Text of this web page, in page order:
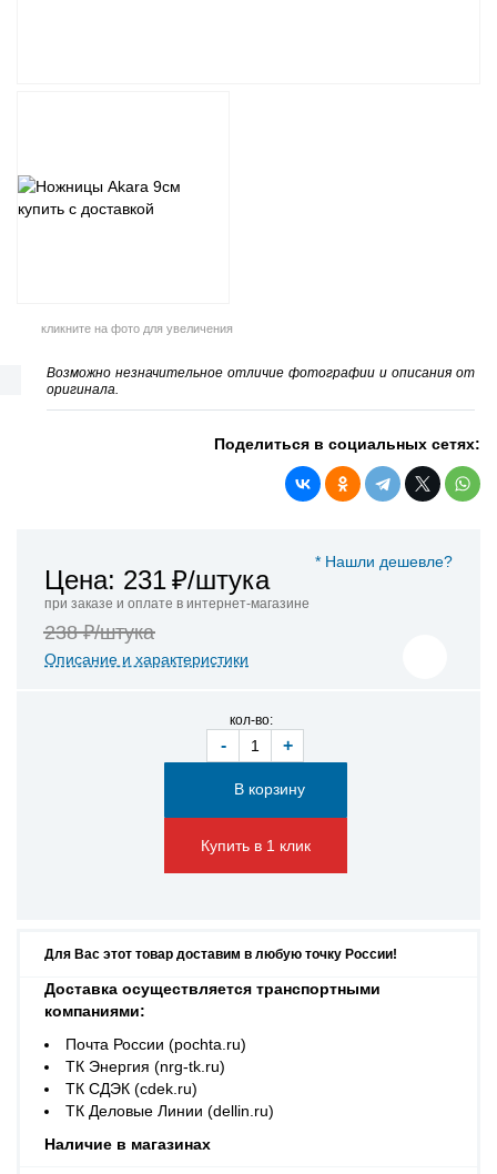
кликните на фото для увеличения
Возможно незначительное отличие фотографии и описания от
оригинала.
Поделиться в социальных сетях:
* Нашли дешевле?
Цена: 231₽/штука
при заказе и оплате в интернет-магазине
238 ₽/штука
Описание и характеристики
кол-во:
- +
Купить в 1 клик
Для Вас этот товар доставим в любую точку России!
Доставка осуществляется транспортными
компаниями:
Почта России (pochta.ru)
ТК Энергия (nrg-tk.ru)
ТК СДЭК (cdek.ru)
ТК Деловые Линии (dellin.ru)
Наличие в магазинах